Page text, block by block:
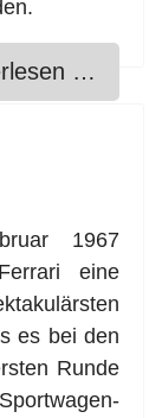
…
1967
eine
es bei den
Runde